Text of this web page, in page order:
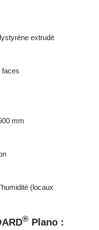
extrudé
faces
mm
(locaux
® Plano :